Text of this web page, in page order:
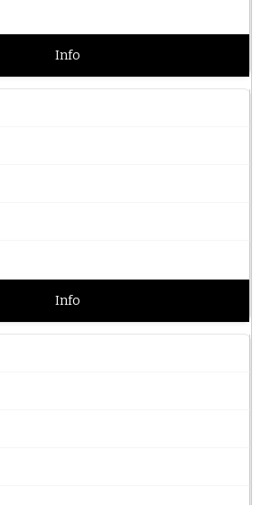
Info
Info